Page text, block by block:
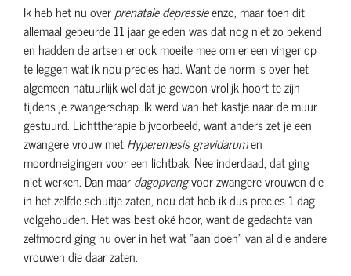
Ik heb het nu overprenatale depressieenzo, maar toen dit
allemaal gebeurde 11 jaar geleden was dat nog niet zo bekend
en hadden de artsen er ook moeite mee om er een vinger op
te leggen wat ik nou precies had. Want de norm is over het
algemeen natuurlijk wel dat je gewoon vrolijk hoort te zijn
tijdens je zwangerschap. Ik werd van het kastje naar de muur
gestuurd. Lichttherapie bijvoorbeeld, want anders zet je een
zwangere vrouw metHyperemesis gravidarumen
moordneigingen voor een lichtbak. Nee inderdaad, dat ging
niet werken. Dan maardagopvangvoor zwangere vrouwen die
in het zelfde schuitje zaten, nou dat heb ik dus precies 1 dag
volgehouden. Het was best oké hoor, want de gedachte van
zelfmoord ging nu over in het wat “aan doen” van al die andere
vrouwen die daar zaten.